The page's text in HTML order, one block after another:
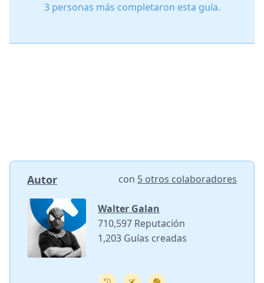
3 personas más completaron esta guía.
Autor con 5 otros colaboradores
Walter Galan
710,597 Reputación
1,203 Guías creadas